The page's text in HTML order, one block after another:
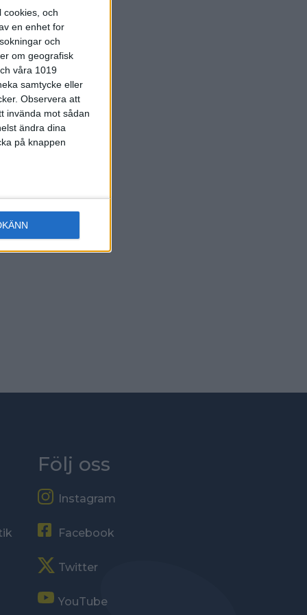
cookies, och
en enhet for
och
om geografisk
våra 1019
samtycke eller
Observera att
invända mot sådan
ändra dina
på knappen
Följ oss
Instagram
Facebook
Twitter
YouTube